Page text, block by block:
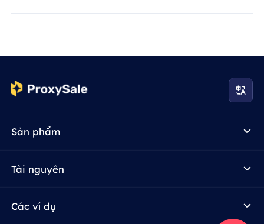
Sản phẩm
Tài nguyên
Các ví dụ